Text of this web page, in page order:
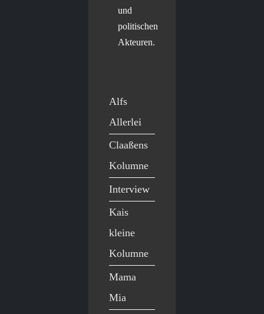
und
politischen
Akteuren.
Alfs
Allerlei
Claaßens
Kolumne
Interview
Kais
kleine
Kolumne
Mama
Mia